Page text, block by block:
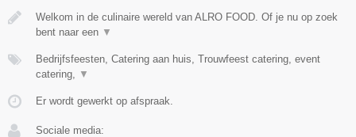
Welkom in de culinaire wereld van ALRO FOOD. Of je nu op zoek
bent naar een ▼
Bedrijfsfeesten, Catering aan huis, Trouwfeest catering, event
catering,
▼
Er wordt gewerkt op afspraak.
Sociale media: